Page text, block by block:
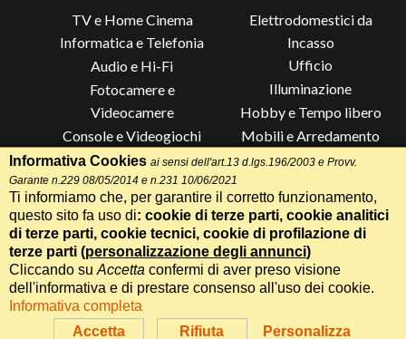
TV e Home Cinema
Informatica e Telefonia
Audio e Hi-Fi
Fotocamere e
Videocamere
Console e Videogiochi
Piccoli Elettrodomestici
Grandi Elettrodomestici e
Climatizzazione
Elettrodomestici da
Incasso
Ufficio
Illuminazione
Hobby e Tempo libero
Mobili e Arredamento
Lista di Nozze
Termini e Condizioni-Privacy Cookie
Realizzazione siti web Itala
Whatsapp Chiama
Parla con un Assistente AI
Speciale 70 Anni Radionovelli T
Accetta Rifiuta Personalizza
Informativa Cookies ai sensi dell'art.13 d.lgs.196/2003 e Provv.
Garante n.229 08/05/2014 e n.231 10/06/2021
Ti informiamo che, per garantire il corretto funzionamento,
questo sito fa uso di: cookie di terze parti, cookie analitici
di terze parti, cookie tecnici, cookie di profilazione di
terze parti (personalizzazione degli annunci)
Cliccando su Accetta confermi di aver preso visione
dell'informativa e di prestare consenso all'uso dei cookie.
Informativa completa